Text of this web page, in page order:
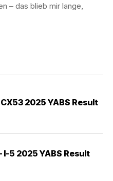
– das blieb mir lange,
2025 YABS Result
I-5 2025 YABS Result